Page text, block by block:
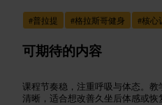
#普拉提 #格拉斯哥健身 #核心
可期待的内容
课程节奏稳，注重呼吸与体态。
清晰，适合想改善久坐后体感或恢